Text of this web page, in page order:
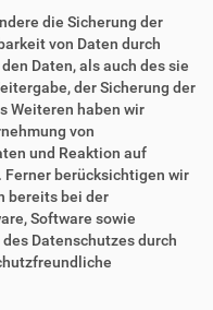
die Sicherung der
von Daten durch
Daten, als auch des sie
der Sicherung der
Weiteren haben wir
von
und Reaktion auf
berücksichtigen wir
bereits bei der
Software sowie
Datenschutzes durch